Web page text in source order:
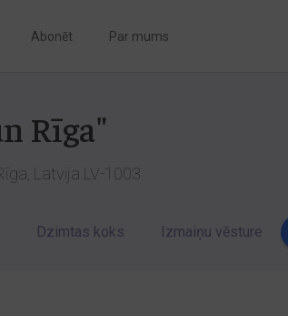
Abonēt Par mums
Rīga"
Latvija LV-1003
Dzimtas koks Izmaiņu vēsture